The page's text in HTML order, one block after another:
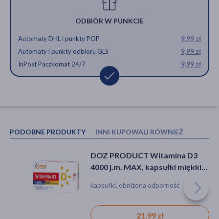
ODBIÓR W PUNKCIE
Automaty DHL i punkty POP
9,99 zł
Automaty i punkty odbioru GLS
9,99 zł
InPost Paczkomat 24/7
9,99 zł
PODOBNE PRODUKTY INNI KUPOWALI RÓWNIEŻ
DOZ PRODUCT Witamina D3
4000 j.m. MAX, kapsułki miękkie,
kapsułki, obniżona odporność
21,99 zł
Menachinox K2 + D3 4000 Forte,
kapsułki miękkie, 30 szt.
kapsułki
23,99 zł